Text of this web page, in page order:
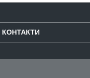
КОНТАКТИ